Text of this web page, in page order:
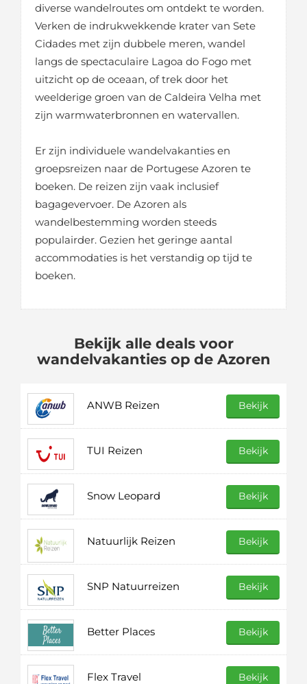
diverse wandelroutes om ontdekt te worden.
Verken de indrukwekkende krater van Sete
Cidades met zijn dubbele meren, wandel
langs de spectaculaire Lagoa do Fogo met
uitzicht op de oceaan, of trek door het
weelderige groen van de Caldeira Velha met
zijn warmwaterbronnen en watervallen.
Er zijn individuele wandelvakanties en
groepsreizen naar de Portugese Azoren te
boeken. De reizen zijn vaak inclusief
bagagevervoer. De Azoren als
wandelbestemming worden steeds
populairder. Gezien het geringe aantal
accommodaties is het verstandig op tijd te
boeken.
Bekijk alle deals voor
wandelvakanties op de Azoren
ANWB Reizen Bekijk
TUI Reizen Bekijk
Snow Leopard Bekijk
Natuurlijk Reizen Bekijk
SNP Natuurreizen Bekijk
Better Places Bekijk
Flex Travel Bekijk